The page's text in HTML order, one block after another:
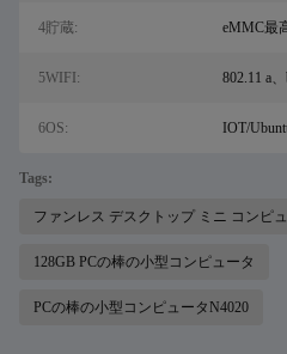
4貯蔵: eMMC最
5WIFI: 802.11 a
6OS: IOT/
Tags:
ファンレス デスクトップ ミニ コンピ
128GB PCの棒の小型コンピュータ
PCの棒の小型コンピュータN4020